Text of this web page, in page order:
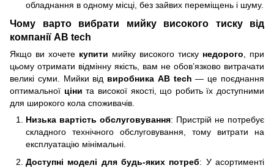
обладнання в одному місці, без зайвих переміщень і шуму.
Чому варто вибрати мийку високого тиску від
компанії AB tech
Якщо ви хочете купити мийку високого тиску недорого, при
цьому отримати відмінну якість, вам не обов’язково витрачати
великі суми. Мийки від виробника AB tech — це поєднання
оптимальної ціни та високої якості, що робить їх доступними
для широкого кола споживачів.
Низька вартість обслуговування: Пристрій не потребує
складного технічного обслуговування, тому витрати на
експлуатацію мінімальні.
Доступні моделі для будь-яких потреб: У асортименті